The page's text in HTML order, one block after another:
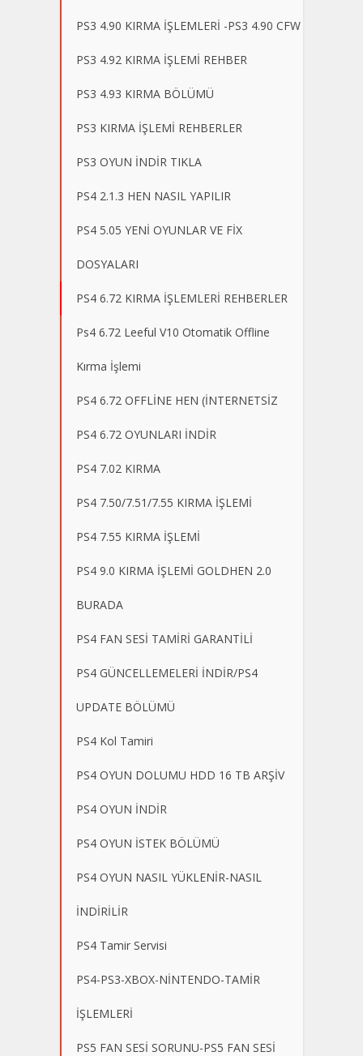
PS3 4.90 KIRMA İŞLEMLERİ -PS3 4.90 CFW
PS3 4.92 KIRMA İŞLEMİ REHBER
PS3 4.93 KIRMA BÖLÜMÜ
PS3 KIRMA İŞLEMİ REHBERLER
PS3 OYUN İNDİR TIKLA
PS4 2.1.3 HEN NASIL YAPILIR
PS4 5.05 YENİ OYUNLAR VE FİX
DOSYALARI
PS4 6.72 KIRMA İŞLEMLERİ REHBERLER
Ps4 6.72 Leeful V10 Otomatik Offline
Kırma İşlemi
PS4 6.72 OFFLİNE HEN (İNTERNETSİZ
PS4 6.72 OYUNLARI İNDİR
PS4 7.02 KIRMA
PS4 7.50/7.51/7.55 KIRMA İŞLEMİ
PS4 7.55 KIRMA İŞLEMİ
PS4 9.0 KIRMA İŞLEMİ GOLDHEN 2.0
BURADA
PS4 FAN SESİ TAMİRİ GARANTİLİ
PS4 GÜNCELLEMELERİ İNDİR/PS4
UPDATE BÖLÜMÜ
PS4 Kol Tamiri
PS4 OYUN DOLUMU HDD 16 TB ARŞİV
PS4 OYUN İNDİR
PS4 OYUN İSTEK BÖLÜMÜ
PS4 OYUN NASIL YÜKLENİR-NASIL
İNDİRİLİR
PS4 Tamir Servisi
PS4-PS3-XBOX-NİNTENDO-TAMİR
İŞLEMLERİ
PS5 FAN SESİ SORUNU-PS5 FAN SESİ